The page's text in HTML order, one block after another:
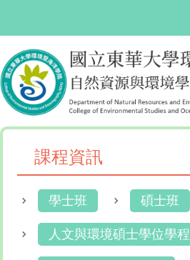
要
內
容
區
課程資訊
學士班 碩士班
人文與環境碩士學位學程